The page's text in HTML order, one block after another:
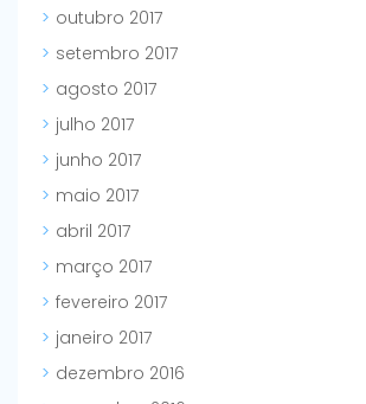
outubro 2017
setembro 2017
agosto 2017
julho 2017
junho 2017
maio 2017
abril 2017
março 2017
fevereiro 2017
janeiro 2017
dezembro 2016